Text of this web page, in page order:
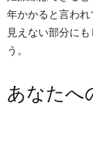
年かかると言われ
見えない部分に
う。
あなたへ